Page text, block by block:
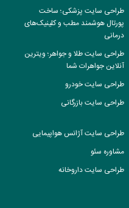
طراحی سایت پزشکی؛ ساخت
پورتال هوشمند مطب و کلینیک‌های
درمانی
طراحی سایت طلا و جواهر؛ ویترین
آنلاین جواهرات شما
طراحی سایت خودرو
طراحی سایت بازرگانی
طراحی سایت آژانس هواپیمایی
مشاوره سئو
طراحی سایت داروخانه